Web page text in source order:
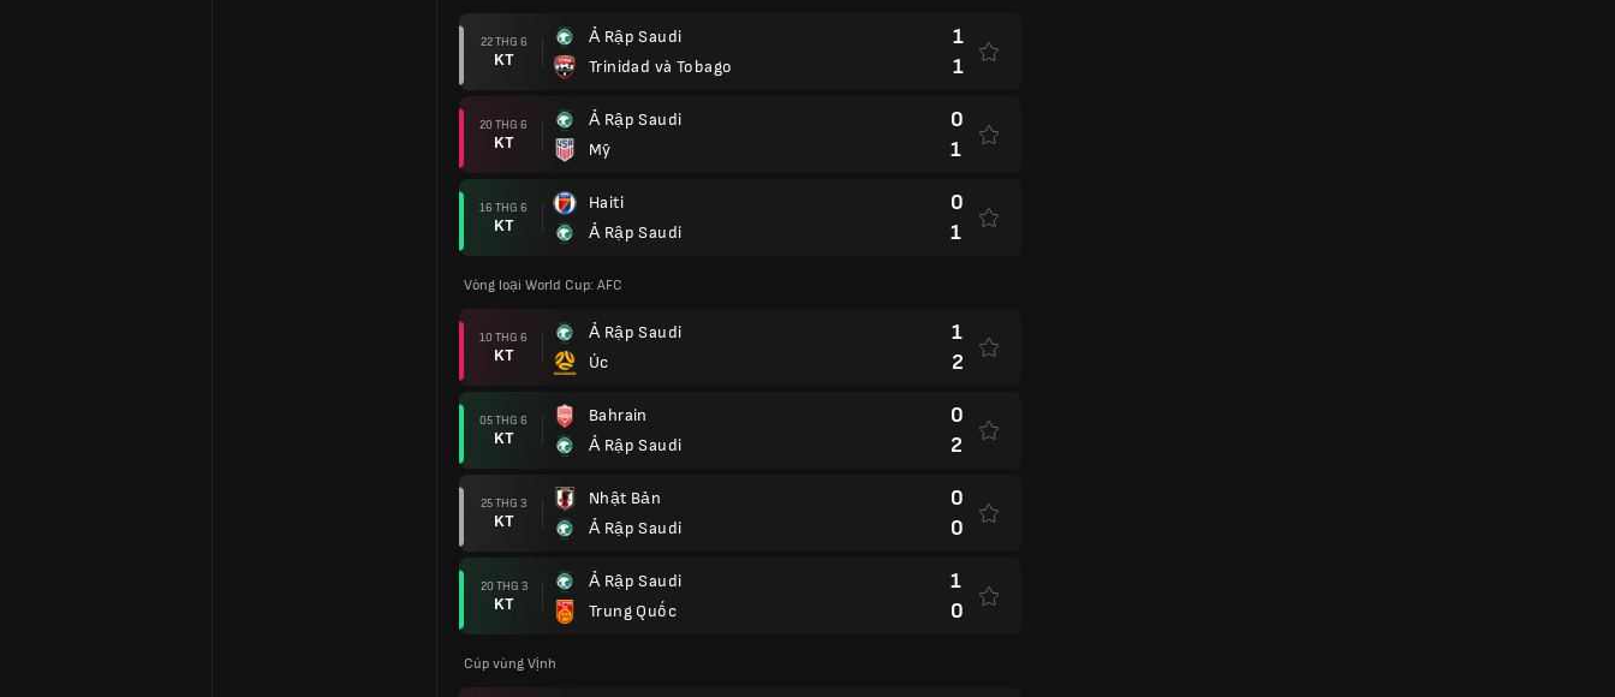
22 THG 6
KT
Ả Rập Saudi
Trinidad và Tobago
1
1
20 THG 6
KT
Ả Rập Saudi
Mỹ
0
1
16 THG 6
KT
Haiti
Ả Rập Saudi
0
1
Vòng loại World Cup: AFC
10 THG 6
KT
Ả Rập Saudi
Úc
1
2
05 THG 6
KT
Bahrain
Ả Rập Saudi
0
2
25 THG 3
KT
Nhật Bản
Ả Rập Saudi
0
0
20 THG 3
KT
Ả Rập Saudi
Trung Quốc
1
0
Cúp vùng Vịnh